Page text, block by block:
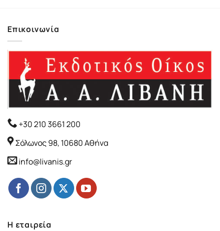
Επικοινωνία
+30 210 3661 200
Σόλωνος 98, 10680 Αθήνα
info@livanis.gr
Η εταιρεία